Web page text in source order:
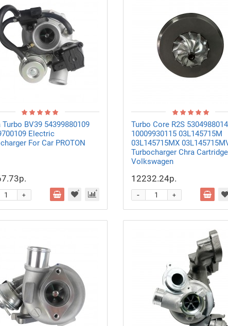
Turbo BV39 54399880109
Electric
For Car PROTON
+
Turbo Core R2S
10009930115 03L145715M
03L145715MX
Turbocharger Chra
Volkswagen
12232.24р.
+
-